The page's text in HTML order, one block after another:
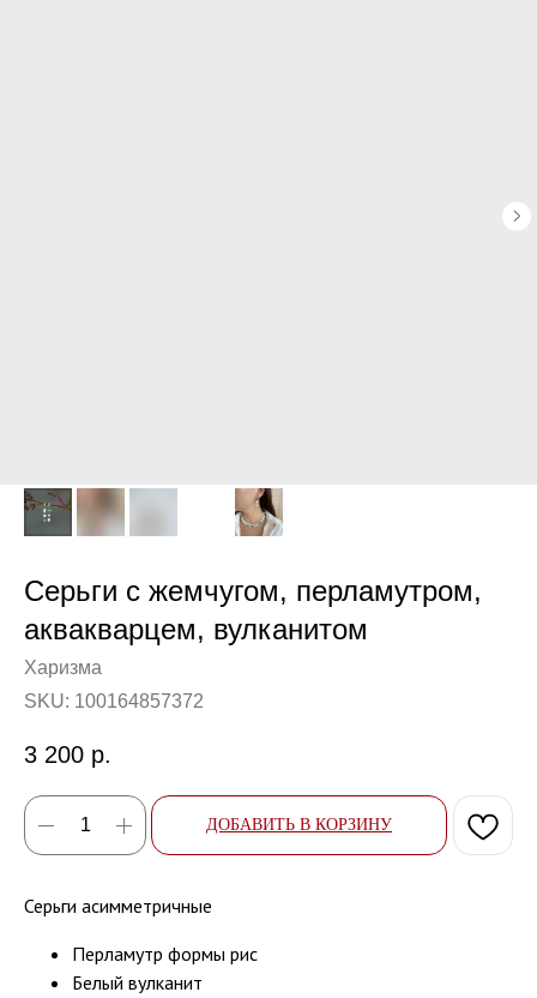
Серьги с жемчугом, перламутром,
аквакварцем, вулканитом
Харизма
SKU: 100164857372
3 200 р.
ДОБАВИТЬ В КОРЗИНУ
Серьги асимметричные
Перламутр формы рис
Белый вулканит